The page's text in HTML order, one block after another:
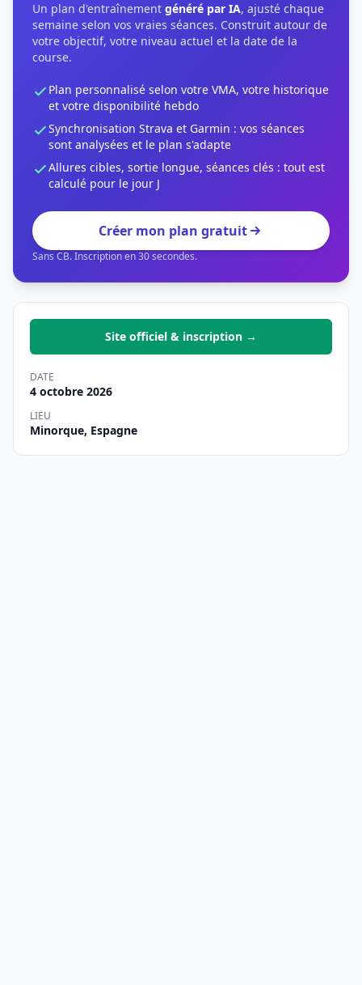
Un plan d'entraînement généré par IA, ajusté chaque
semaine selon vos vraies séances. Construit autour de
votre objectif, votre niveau actuel et la date de la
course.
Plan personnalisé selon votre VMA, votre historique
et votre disponibilité hebdo
Synchronisation Strava et Garmin : vos séances
sont analysées et le plan s'adapte
Allures cibles, sortie longue, séances clés : tout est
calculé pour le jour J
Créer mon plan gratuit
Sans CB. Inscription en 30 secondes.
Site officiel & inscription →
DATE
4 octobre 2026
LIEU
Minorque, Espagne